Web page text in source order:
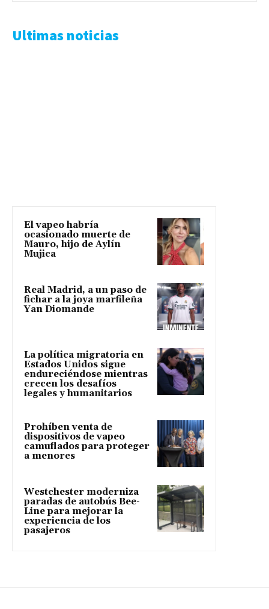
Ultimas noticias
El vapeo habría
ocasionado muerte de
Mauro, hijo de Aylín
Mujica
Real Madrid, a un paso de
fichar a la joya marfileña
Yan Diomande
La política migratoria en
Estados Unidos sigue
endureciéndose mientras
crecen los desafíos
legales y humanitarios
Prohíben venta de
dispositivos de vapeo
camuflados para proteger
a menores
Westchester moderniza
paradas de autobús Bee-
Line para mejorar la
experiencia de los
pasajeros